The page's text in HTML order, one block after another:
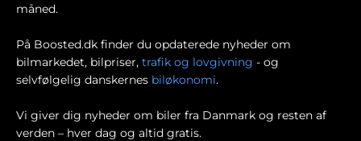
måned.
På Boosted.dk finder du opdaterede nyheder om
bilmarkedet, bilpriser, trafik og lovgivning - og
selvfølgelig danskernes biløkonomi.
Vi giver dig nyheder om biler fra Danmark og resten af
verden – hver dag og altid gratis.